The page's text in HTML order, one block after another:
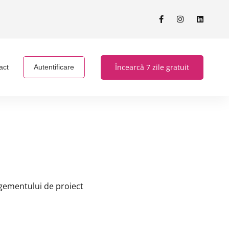
Autentificare Încearcă 7 zile gratuit
de proiect